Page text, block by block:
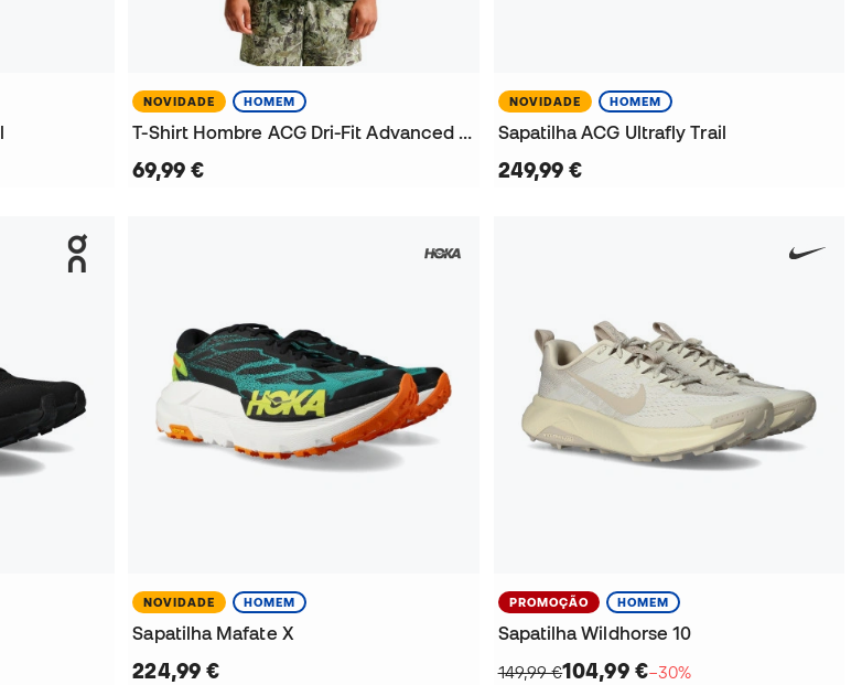
NOVIDADE HOMEM
T-Shirt Hombre ACG Dri-Fit Advanced Solar Chase Ss Aop
69,99 €
NOVIDADE HOMEM
Sapatilha ACG Ultrafly Trail
249,99 €
NOVIDADE HOMEM
Sapatilha Mafate X
224,99 €
PROMOÇÃO HOMEM
Sapatilha Wildhorse 10
149,99 €104,99 €−30%